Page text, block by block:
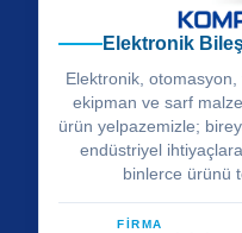
Elektronik
Elektronik,
ekipman ve sarf
ürün yelpazemizle;
endüstriyel
binlerce ürünü
FİRMA